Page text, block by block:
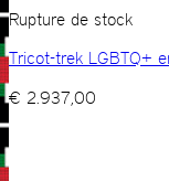
Rupture de stock
Tricot-trek LGBTQ+
€ 2.937,00